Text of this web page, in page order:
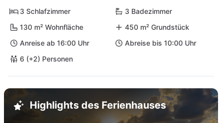
3 Schlafzimmer
3 Badezimmer
130 m² Wohnfläche
450 m² Grundstück
Anreise ab 16:00 Uhr
Abreise bis 10:00 Uhr
6 (+2) Personen
Highlights des Ferienhauses